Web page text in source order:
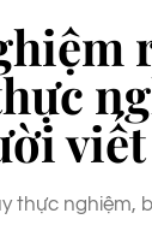
thực nghiệm,